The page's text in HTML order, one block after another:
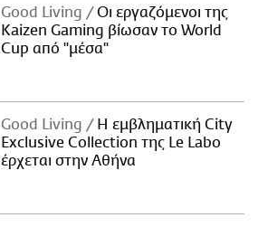
Good Living
Οι εργαζόμενοι της
Kaizen Gaming βίωσαν το World
Cup από "μέσα"
Good Living
Η εμβληματική City
Exclusive Collection της Le Labo
έρχεται στην Αθήνα